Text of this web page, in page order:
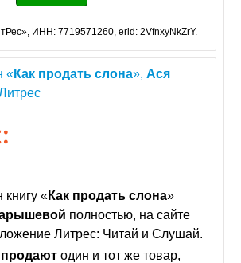
ИНН: 7719571260, erid: 2VfnxyNkZrY.
«Как продать слона»,Ася
книгу «Как продать слона»
полностью, на сайте
Литрес: Читай и Слушай.
продают один и тот же товар,